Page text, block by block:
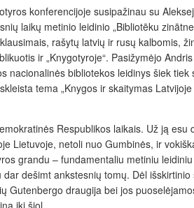
konferencijoje susipažinau su
laikų metinio leidinio „Bibliotēku
rašytų latvių ir rusų kalbomis,
ir „Knygotyroje“. Pasižymėjo
bibliotekos leidinys šiek
tema „Knygos ir skaitymas
Respublikos laikais. Už ją
Lietuvoje, netoli nuo Gumbinės, ir
grandu – fundamentaliu metiniu
dešimt ankstesnių tomų. Dėl
draugija bei jos
iki šiol.